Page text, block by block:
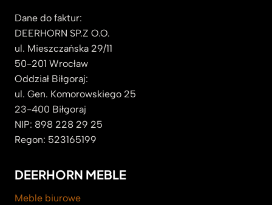
Dane do faktur:
DEERHORN SP.Z O.O.
ul. Mieszczańska 29/11
50-201 Wrocław
Oddział Biłgoraj:
ul. Gen. Komorowskiego 25
23-400 Biłgoraj
NIP: 898 228 29 25
Regon: 523165199
DEERHORN MEBLE
Meble biurowe